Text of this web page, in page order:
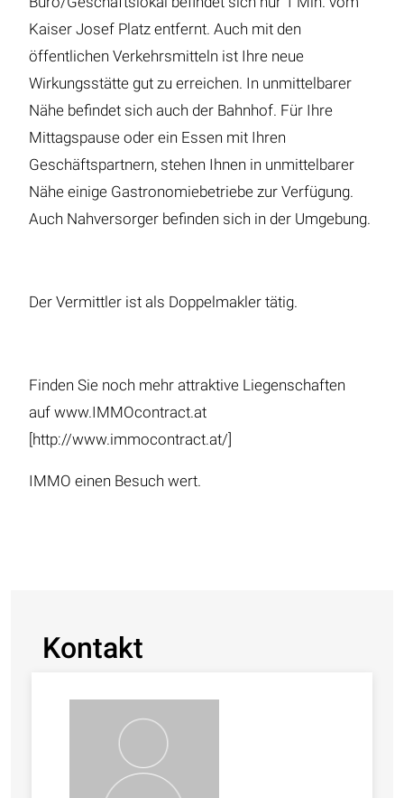
Kaiser Josef Platz entfernt. Auch mit den
öffentlichen Verkehrsmitteln ist Ihre neue
Wirkungsstätte gut zu erreichen. In unmittelbarer
Nähe befindet sich auch der Bahnhof. Für Ihre
Mittagspause oder ein Essen mit Ihren
Geschäftspartnern, stehen Ihnen in unmittelbarer
Nähe einige Gastronomiebetriebe zur Verfügung.
Auch Nahversorger befinden sich in der Umgebung.
Der Vermittler ist als Doppelmakler tätig.
Finden Sie noch mehr attraktive Liegenschaften
auf www.IMMOcontract.at
[http://www.immocontract.at/]
IMMO einen Besuch wert.
Kontakt